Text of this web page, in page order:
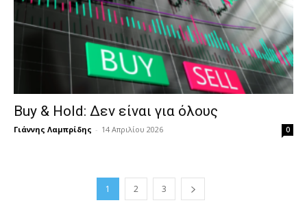
Buy & Hold: Δεν είναι για όλους
Γιάννης Λαμπρίδης - 14 Απριλίου 2026 0
1 2 3